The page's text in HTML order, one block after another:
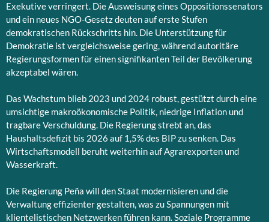
Exekutive verringert. Die Ausweisung eines Oppositionssenators
und ein neues NGO-Gesetz deuten auf erste Stufen
demokratischen Rückschritts hin. Die Unterstützung für
Demokratie ist vergleichsweise gering, während autoritäre
Regierungsformen für einen signifikanten Teil der Bevölkerung
akzeptabel wären.
Das Wachstum blieb 2023 und 2024 robust, gestützt durch eine
umsichtige makroökonomische Politik, niedrige Inflation und
tragbare Verschuldung. Die Regierung strebt an, das
Haushaltsdefizit bis 2026 auf 1,5% des BIP zu senken. Das
Wirtschaftsmodell beruht weiterhin auf Agrarexporten und
Wasserkraft.
Die Regierung Peña will den Staat modernisieren und die
Verwaltung effizienter gestalten, was zu Spannungen mit
klientelistischen Netzwerken führen kann. Soziale Programme